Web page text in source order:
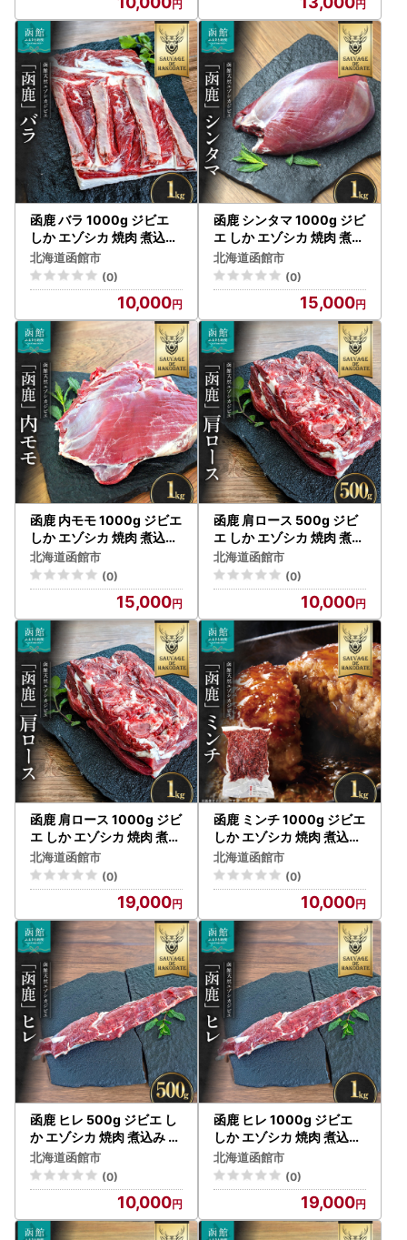
栄養満点 肉汁 冷凍 簡単調
理 夜ご飯 お取り寄せ お取
り寄せグルメ 北海道 函館
市 送料無料_HD168-002
函鹿 バラ 1000g ジビエ
しか エゾシカ 焼肉 煮込み
北海道 函館市 ふるさと納
税 お取り寄せ 送料無料_H
D150-003
北海道函館市
(0)
10,000
函鹿 シンタマ 1000g ジビ
エ しか エゾシカ 焼肉 煮込
み 北海道 函館市 ふるさと
納税 お取り寄せ 送料無料_
HD150-008
北海道函館市
(0)
15,000
函鹿 内モモ 1000g ジビエ
しか エゾシカ 焼肉 煮込み
北海道 函館市 ふるさと納
税 お取り寄せ 送料無料_H
D150-012
北海道函館市
(0)
15,000
函鹿 肩ロース 500g ジビ
エ しか エゾシカ 焼肉 煮込
み 北海道 函館市 ふるさと
納税 お取り寄せ 送料無料_
HD150-017
北海道函館市
(0)
10,000
函鹿 肩ロース 1000g ジビ
エ しか エゾシカ 焼肉 煮込
み 北海道 函館市 ふるさと
納税 お取り寄せ 送料無料_
HD150-018
北海道函館市
(0)
19,000
函鹿 ミンチ 1000g ジビエ
しか エゾシカ 焼肉 煮込み
北海道 函館市 ふるさと納
税 お取り寄せ 送料無料_H
D150-021
北海道函館市
(0)
10,000
函鹿 ヒレ 500g ジビエ し
か エゾシカ 焼肉 煮込み 北
海道 函館市 ふるさと納税
お取り寄せ 送料無料_HD1
50-026
北海道函館市
(0)
10,000
函鹿 ヒレ 1000g ジビエ
しか エゾシカ 焼肉 煮込み
北海道 函館市 ふるさと納
税 お取り寄せ 送料無料_H
D150-027
北海道函館市
(0)
19,000